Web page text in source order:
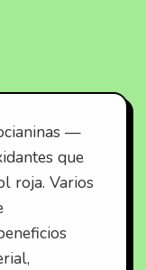
—
que
roja. Varios